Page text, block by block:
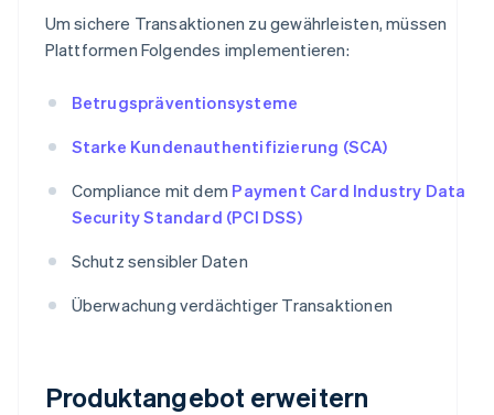
Um sichere Transaktionen zu gewährleisten, müssen
Plattformen Folgendes implementieren:
Betrugspräventionsysteme
Starke Kundenauthentifizierung (SCA)
Compliance mit dem Payment Card Industry Data
Security Standard (PCI DSS)
Schutz sensibler Daten
Überwachung verdächtiger Transaktionen
Produktangebot erweitern